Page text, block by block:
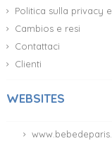
Politica sulla privacy
Cambios e resi
Contattaci
Clienti
WEBSITES